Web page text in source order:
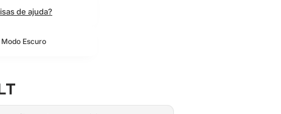
de ajuda?
Escuro